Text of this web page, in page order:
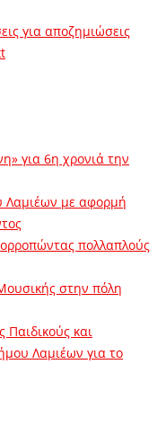
για αποζημιώσεις
για 6η χρονιά την
Λαμιέων με αφορμή
πολλαπλούς
στην πόλη
και
Λαμιέων για το